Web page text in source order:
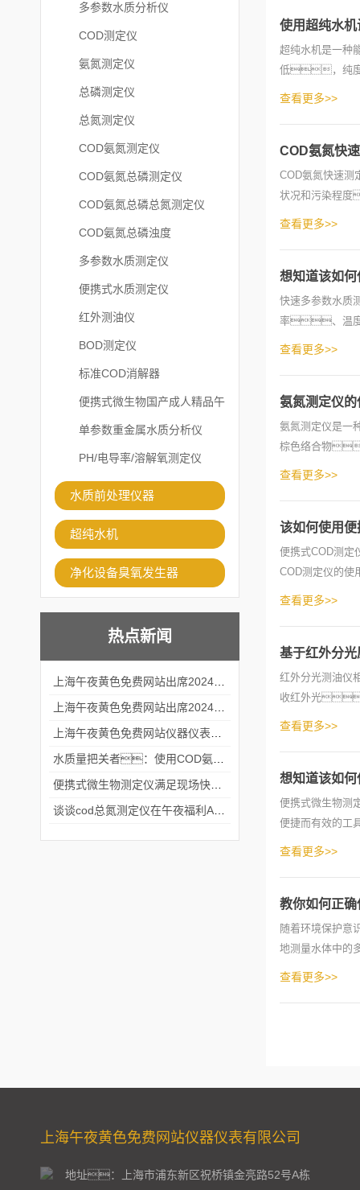
多参数水质分析仪
COD测定仪
氨氮测定仪
总磷测定仪
总氮测定仪
COD氨氮测定仪
COD氨氮总磷测定仪
COD氨氮总磷总氮测定仪
COD氨氮总磷浊度
多参数水质测定仪
便携式水质测定仪
红外测油仪
BOD测定仪
标准COD消解器
便携式微生物国产成人精品午
夜福利APP
单参数重金属水质分析仪
PH/电导率/溶解氧测定仪
水质前处理仪器
超纯水机
净化设备臭氧发生器
热点新闻
使用超纯水
超纯水机是一
低，纯度
等物质，
查看更多>>
COD氨氮快
COD氨氮快速
状况和污染程
水中有机物含
查看更多>>
想知道该如
快速多参数水
率、温度
作：a.将
查看更多>>
氨氮测定仪
氨氮测定仪是一
棕色络合物
1、使用方
查看更多>>
该如何使用
便携式COD测
COD测定仪的
操作和维护
查看更多>>
基于红外分
红外分光测油
收红外光
采用红外分光
查看更多>>
想知道该如
便携式微生物
便捷而有效的
先，准备
查看更多>>
教你如何正
随着环境保护
地测量水体中
使用方法
查看更多>>
上海午夜黄色免费网站仪器仪表有限公司
地址：上海市浦东新区祝桥镇金亮路52号A栋